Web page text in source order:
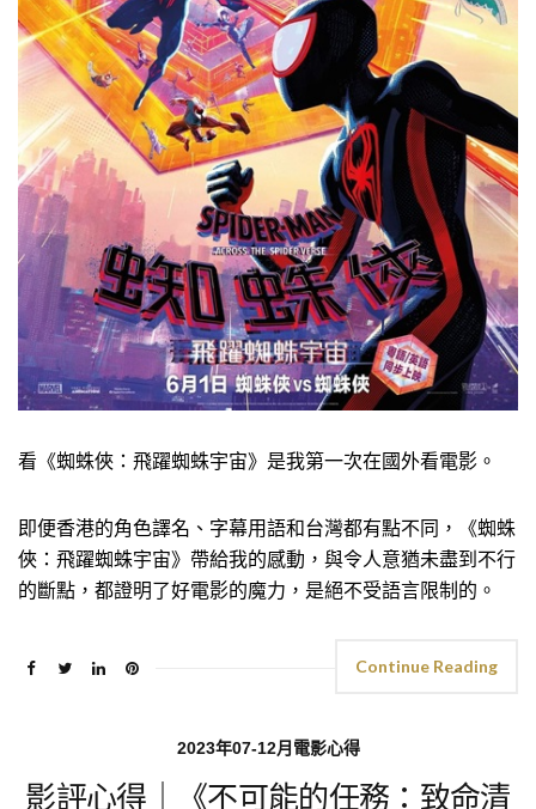
看《蜘蛛俠：飛躍蜘蛛宇宙》是我第一次在國外看電影。
即便香港的角色譯名、字幕用語和台灣都有點不同，《蜘蛛
俠：飛躍蜘蛛宇宙》帶給我的感動，與令人意猶未盡到不行
的斷點，都證明了好電影的魔力，是絕不受語言限制的。
Continue Reading
2023年07-12月電影心得
影評心得｜《不可能的任務：致命清